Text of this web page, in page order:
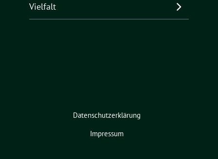
Vielfalt
Datenschutzerklärung
Impressum